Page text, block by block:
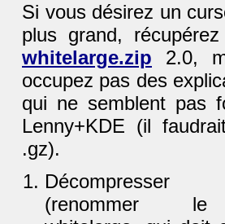
Si vous désirez un
plus grand,
whitelarge.zip 2.0,
occupez pas des
qui ne semblent pas
Lenny+KDE (il
.gz).
(renommer le